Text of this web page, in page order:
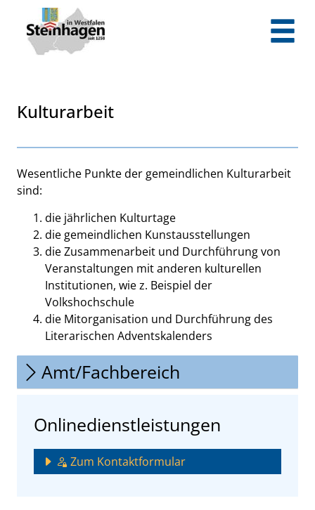
Zum Hauptinhalt springen
Zum Header
Zum Hauptinhalt
Zum Footer
Kulturarbeit
Beschreibung
Wesentliche Punkte der gemeindlichen Kulturarbeit
sind:
die jährlichen Kulturtage
die gemeindlichen Kunstausstellungen
die Zusammenarbeit und Durchführung von
Veranstaltungen mit anderen kulturellen
Institutionen, wie z. Beispiel der
Volkshochschule
die Mitorganisation und Durchführung des
Literarischen Adventskalenders
Amt/Fachbereich
Onlinedienstleistungen
Zum Kontaktformular